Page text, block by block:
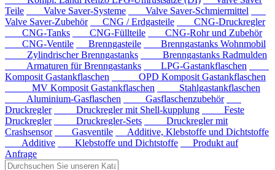
Teile
Valve Saver-Systeme
Valve Saver-Schmiermittel
Valve Saver-Zubehör
CNG / Erdgasteile
CNG-Druckregler
CNG-Tanks
CNG-Füllteile
CNG-Rohr und Zubehör
CNG-Ventile
Brenngasteile
Brenngastanks Wohnmobil
Zylindrischer Brenngastanks
Brenngastanks Radmulden
Armaturen für Brenngastanks
LPG-Gastankflaschen
Komposit Gastankflaschen
OPD Komposit Gastankflaschen
MV Komposit Gastankflaschen
Stahlgastankflaschen
Aluminium-Gasflaschen
Gasflaschenzubehör
Druckregler
Druckregler mit Shell-kupplung
Feste
Druckregler
Druckregler-Sets
Druckregler mit
Crashsensor
Gasventile
Additive, Klebstoffe und Dichtstoffe
Additive
Klebstoffe und Dichtstoffe
Produkt auf
Anfrage